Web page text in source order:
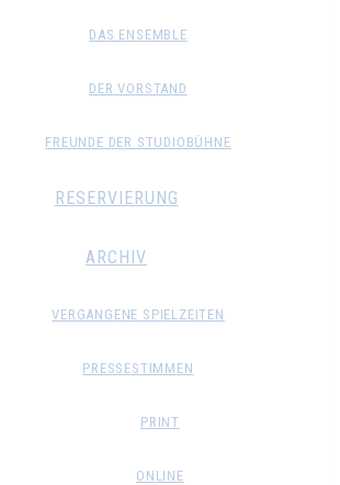
DAS ENSEMBLE
DER VORSTAND
FREUNDE DER STUDIOBÜHNE
RESERVIERUNG
ARCHIV
VERGANGENE SPIELZEITEN
PRESSESTIMMEN
PRINT
ONLINE